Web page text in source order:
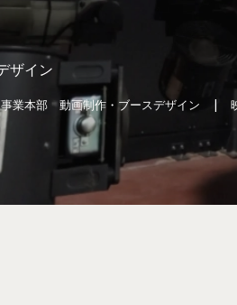
ザイン
業本部 動画制作・ブースデザイン